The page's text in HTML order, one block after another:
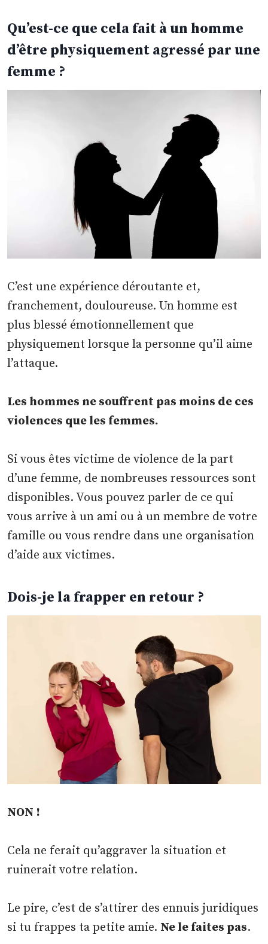
Qu’est-ce que cela fait à un homme
d’être physiquement agressé par une
femme ?
C’est une expérience déroutante et,
franchement, douloureuse. Un homme est
plus blessé émotionnellement que
physiquement lorsque la personne qu’il aime
l’attaque.
Les hommes ne souffrent pas moins de ces
violences que les femmes.
Si vous êtes victime de violence de la part
d’une femme, de nombreuses ressources sont
disponibles. Vous pouvez parler de ce qui
vous arrive à un ami ou à un membre de votre
famille ou vous rendre dans une organisation
d’aide aux victimes.
Dois-je la frapper en retour ?
NON !
Cela ne ferait qu’aggraver la situation et
ruinerait votre relation.
Le pire, c’est de s’attirer des ennuis juridiques
si tu frappes ta petite amie. Ne le faites pas.